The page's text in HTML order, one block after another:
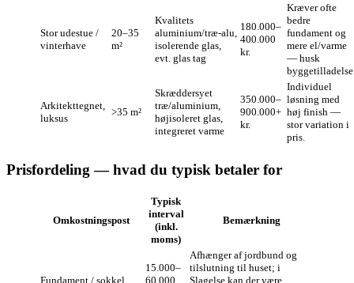
Stor udestue /
vinterhave
20–35
m²
Kvalitets
aluminium/træ‑alu,
isolerende glas,
evt. glas tag
180.000–
400.000
kr.
Kræver ofte
bedre
fundament og
mere el/varme
— husk
Arkitekttegnet,
luksus
>35 m²
Skræddersyet
træ/aluminium,
højisoleret glas,
integreret varme
350.000–
900.000+
kr.
Individuel
løsning med
høj finish —
stor variation i
pris.
Prisfordeling — hvad du typisk betaler for
Omkostningspost
Typisk
interval
(inkl.
moms)
Bemærkning
Fundament / sokkel
15.000–
60.000
Afhænger af jordbund og
tilslutning til huset; i
Slagelse kan der være